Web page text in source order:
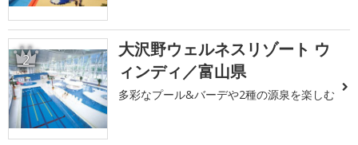
2
大沢野ウェルネスリゾート ウ
ィンディ／富山県
多彩なプール&バーデや2種の源泉を楽しむ